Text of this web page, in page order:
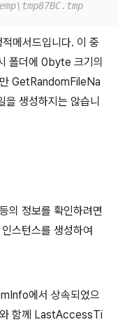
메서드입니다. 이 중
폴더에 0byte 크기의
GetRandomFileNa
생성하지는 않습니
의 정보를 확인하려면
스턴스를 생성하여
에서 상속되었으
함께 LastAccessTi